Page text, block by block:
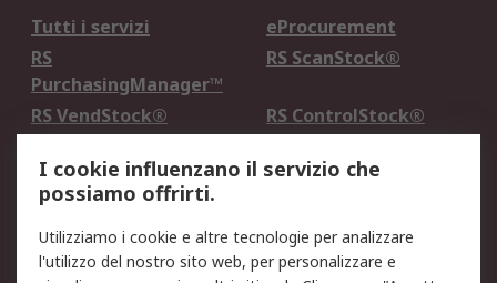
Tutti i servizi
eProcurement
RS
PurchasingManager™
RS ScanStock®
RS VendStock®
RS ControlStock®
Legale
Informativa Cookie
Informativa Privacy -
Aggiornata
I cookie influenzano il servizio che
possiamo offrirti.
Utilizziamo i cookie e altre tecnologie per analizzare
l'utilizzo del nostro sito web, per personalizzare e